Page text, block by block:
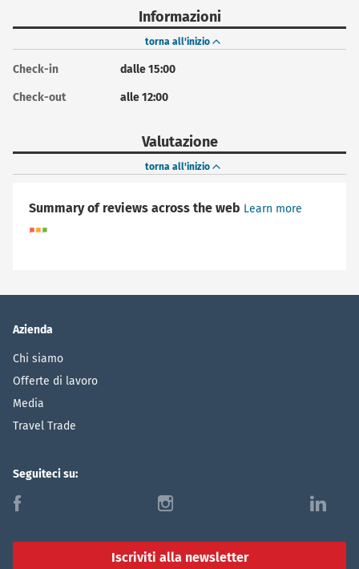
Informazioni
torna all'inizio
Check-in dalle 15:00
Check-out alle 12:00
Valutazione
torna all'inizio
Summary of reviews across the web Learn more
Azienda
Chi siamo
Offerte di lavoro
Media
Travel Trade
Seguiteci su:
f i l
Iscriviti alla newsletter